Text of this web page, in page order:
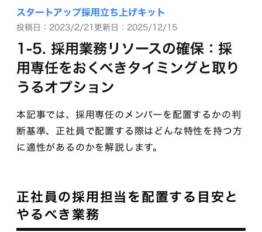
スタートアップ採用立ち上げキット
投稿日：2023/2/21更新日：2025/12/15
1-5. 採用業務リソースの確保：採
用専任をおくべきタイミングと取り
うるオプション
本記事では、採用専任のメンバーを配置するかの判
断基準、正社員で配置する際はどんな特性を持つ方
に適性があるのかを解説します。
正社員の採用担当を配置する目安と
やるべき業務